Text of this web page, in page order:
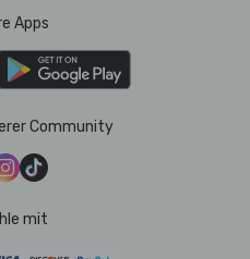
Apps
Community
mit